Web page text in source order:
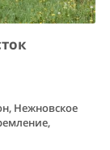
Нежновское